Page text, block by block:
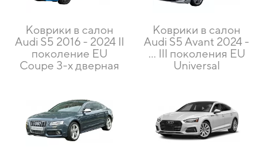
Коврики в салон
Audi S5 2016 - 2024 II
поколение EU
Coupe 3-х дверная
Коврики в салон
Audi S5 Avant 2024 -
... III поколения EU
Universal